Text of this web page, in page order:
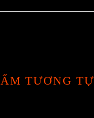
TƯƠNG TỰ